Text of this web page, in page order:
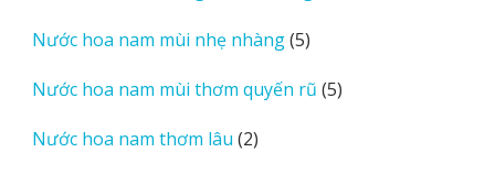
Nước hoa nam mùi nhẹ nhàng 55
phẩm
Nước hoa nam mùi thơm quyến rũ 55
Nước hoa nam thơm lâu 22